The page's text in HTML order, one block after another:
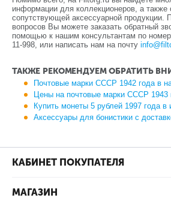
информации для коллекционеров, а также
сопутствующей аксессуарной продукции.
вопросов Вы можете заказать обратный
помощью к нашим консультантам по
11-998, или написать нам на почту
ТАКЖЕ РЕКОМЕНДУЕМ ОБРАТИТЬ
Почтовые марки СССР 1942 года в
Цены на почтовые марки СССР 1943
Купить монеты 5 рублей 1997 года в
Аксессуары для бонистики с
КАБИНЕТ ПОКУПАТЕЛЯ
МАГАЗИН